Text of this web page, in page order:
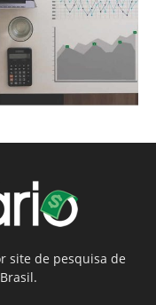
site de pesquisa de